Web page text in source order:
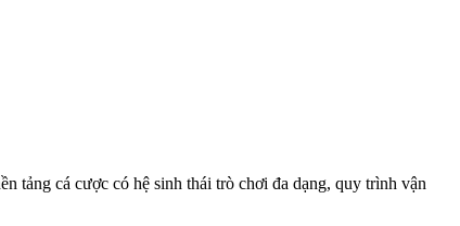
tảng cá cược có hệ sinh thái trò chơi đa dạng, quy trình vận